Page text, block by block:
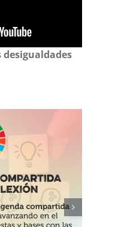
desigualdades